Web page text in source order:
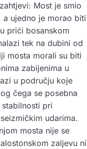
Most je smio
ujedno je morao biti
prići bosanskom
tek na dubini od
mosta morali su biti
zabijenima u
u području koje
čega se posebna
pri
udarima.
mosta nije se
zaljevu ni